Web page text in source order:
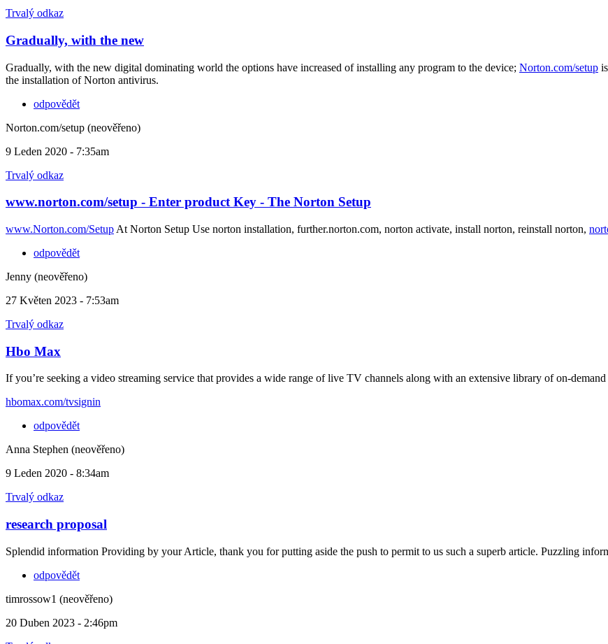
Trvalý odkaz
Gradually, with the new
Gradually, with the new digital dominating world the options have increased of installing any program to the device; Norton.com/setup
the installation of Norton antivirus.
odpovědět
Norton.com/setup (neověřeno)
9 Leden 2020 - 7:35am
Trvalý odkaz
www.norton.com/setup - Enter product Key - The Norton Setup
www.Norton.com/Setup At Norton Setup Use norton installation, further.norton.com, norton activate, install norton, reinstall norton,
odpovědět
Jenny (neověřeno)
27 Květen 2023 - 7:53am
Trvalý odkaz
Hbo Max
If you’re seeking a video streaming service that provides a wide range of live TV channels along with an extensive library of on-
hbomax.com/tvsignin
odpovědět
Anna Stephen (neověřeno)
9 Leden 2020 - 8:34am
Trvalý odkaz
research proposal
Splendid information Providing by your Article, thank you for putting aside the push to permit to us such a superb article. Puzzling
odpovědět
timrossow1 (neověřeno)
20 Duben 2023 - 2:46pm